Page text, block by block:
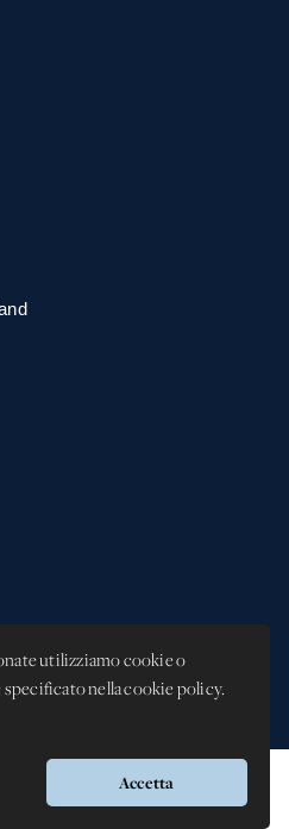
utilizziamo cookie o
nella cookie policy.
Accetta